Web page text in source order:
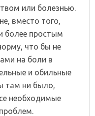
или болезнью.
вместо того,
более простым
что бы не
на боли в
и обильные
там ни было,
необходимые